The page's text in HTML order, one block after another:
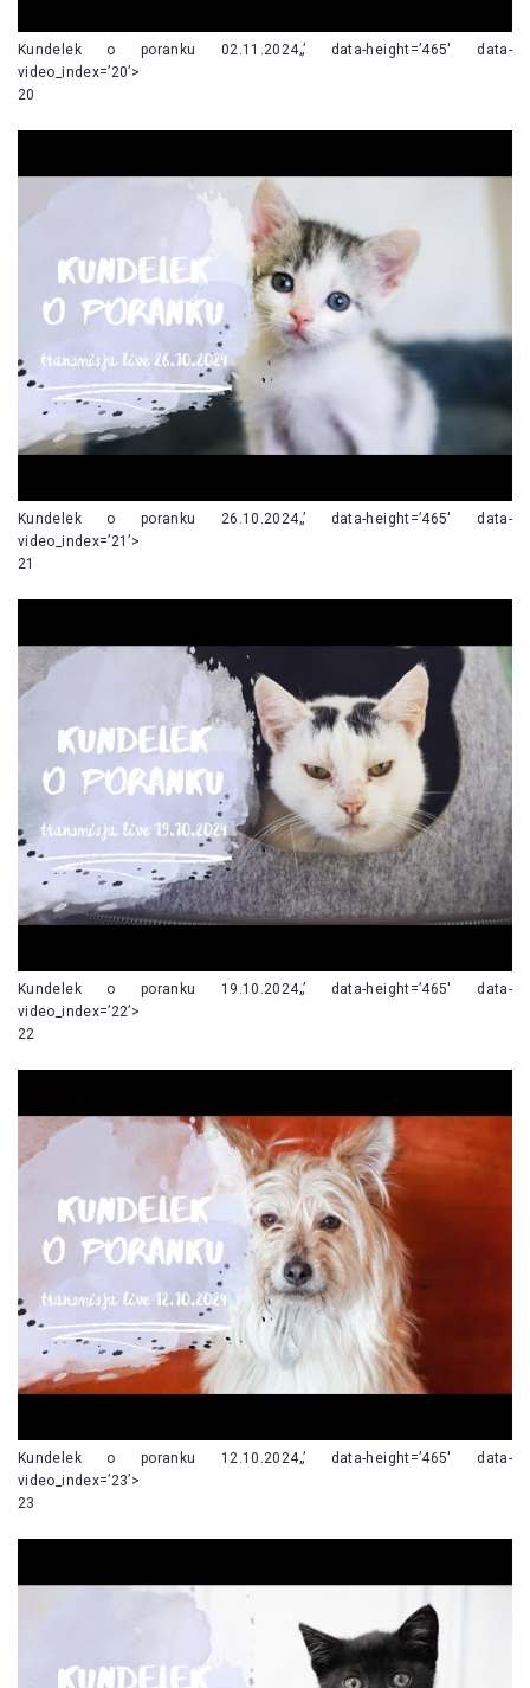
Kundelek o poranku 02.11.2024„’ data-height=’465′ data-
video_index=’20’>
20
Kundelek o poranku 26.10.2024„’ data-height=’465′ data-
video_index=’21’>
21
Kundelek o poranku 19.10.2024„’ data-height=’465′ data-
video_index=’22’>
22
Kundelek o poranku 12.10.2024„’ data-height=’465′ data-
video_index=’23’>
23